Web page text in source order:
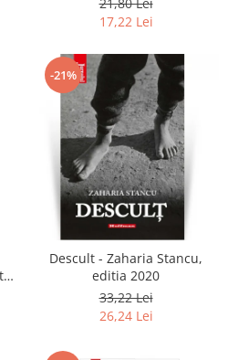
17,22 Lei
-21%
Descult - Zaharia Stancu,
editia 2020
33,22 Lei
26,24 Lei